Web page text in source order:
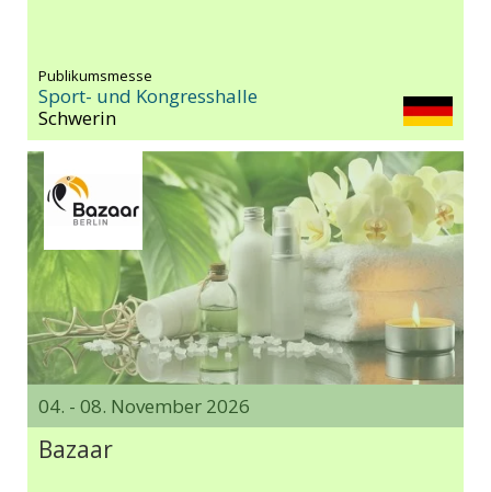
Publikumsmesse
Sport- und Kongresshalle
Schwerin
04. - 08. November 2026
Bazaar